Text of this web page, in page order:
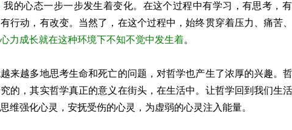
我的心态一步一步发生着变化。在这个过程中有学习，有思考，
行动，有改变。当然了，在这个过程中，始终贯穿着压力、痛苦
心力成长就在这种环境下不知不觉中发生着。
来越多地思考生命和死亡的问题，对哲学也产生了浓厚的兴趣。
的，其实哲学真正的意义在街头，在生活中。让哲学回到我们生
维强化心灵，安抚受伤的心灵，为虚弱的心灵注入能量。